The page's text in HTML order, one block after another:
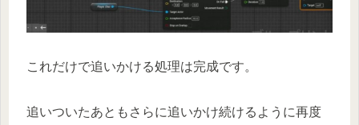
これだけで追いかける処理は完成です。
追いついたあともさらに追いかけ続けるように再度